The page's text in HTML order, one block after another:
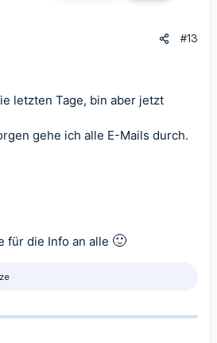
#13
letzten Tage, bin aber jetzt
gehe ich alle E-Mails durch.
für die Info an alle 🙂